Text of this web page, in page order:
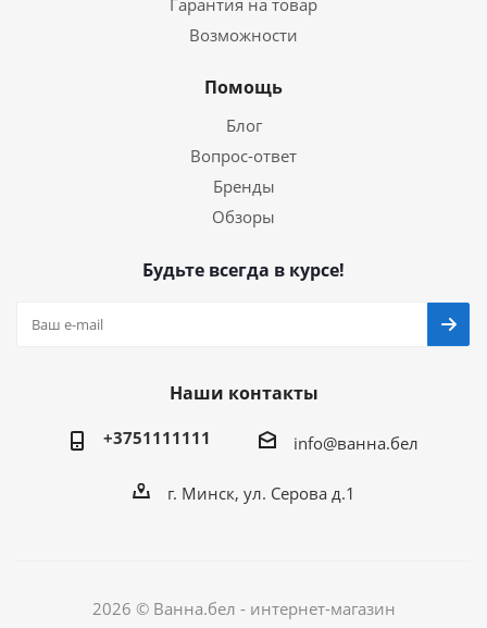
Гарантия на товар
Возможности
Помощь
Блог
Вопрос-ответ
Бренды
Обзоры
Будьте всегда в курсе!
Наши контакты
+3751111111 info@ванна.бел
г. Минск, ул. Серова д.1
2026 © Ванна.бел - интернет-магазин